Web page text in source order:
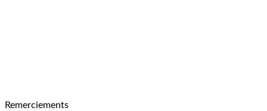
Remerciements